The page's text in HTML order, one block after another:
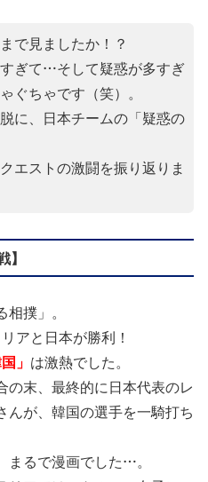
で見ましたか！？
ぎて…そして疑惑が多すぎ
ぐちゃです（笑）。
に、日本チームの「疑惑の
エストの激闘を振り返りま
】
相撲」。
アと日本が勝利！
」 は激熱でした。
の末、最終的に日本代表のレ
んが、韓国の選手を一騎打ち
まるで漫画でした…。